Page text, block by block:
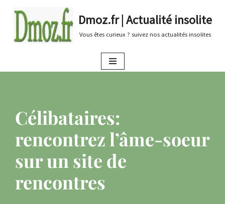
au
Dmoz.fr | Actualité insolite
Vous êtes curieux ? suivez nos actualités insolites
Célibataires:
rencontrez l’âme-soeur
sur un site de
rencontres